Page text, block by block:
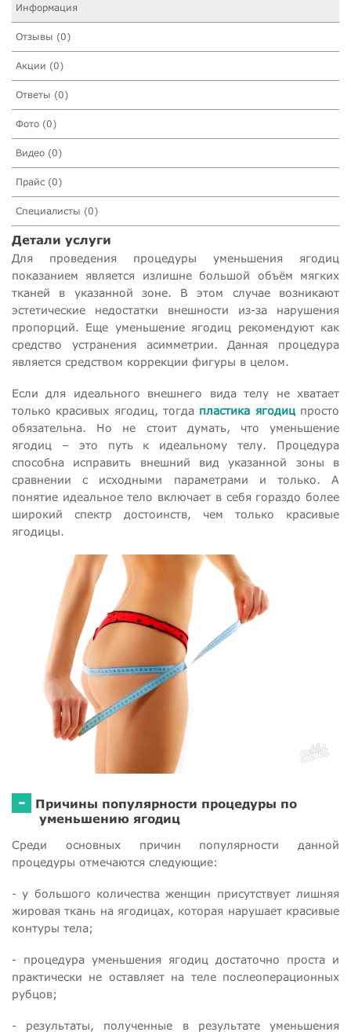
Информация
Отзывы (0)
Акции (0)
Ответы (0)
Фото (0)
Видео (0)
Прайс (0)
Специалисты (0)
Детали услуги
Для проведения процедуры уменьшения ягодиц
показанием является излишне большой объём мягких
тканей в указанной зоне. В этом случае возникают
эстетические недостатки внешности из-за нарушения
пропорций. Еще уменьшение ягодиц рекомендуют как
средство устранения асимметрии. Данная процедура
является средством коррекции фигуры в целом.
Если для идеального внешнего вида телу не хватает
только красивых ягодиц, тогда пластика ягодицпросто
обязательна. Но не стоит думать, что уменьшение
ягодиц – это путь к идеальному телу. Процедура
способна исправить внешний вид указанной зоны в
сравнении с исходными параметрами и только. А
понятие идеальное тело включает в себя гораздо более
широкий спектр достоинств, чем только красивые
ягодицы.
-
Причины популярности процедуры по
уменьшению ягодиц
Среди основных причин популярности данной
процедуры отмечаются следующие:
- у большого количества женщин присутствует лишняя
жировая ткань на ягодицах, которая нарушает красивые
контуры тела;
- процедура уменьшения ягодиц достаточно проста и
практически не оставляет на теле послеоперационных
рубцов;
- результаты, полученные в результате уменьшения